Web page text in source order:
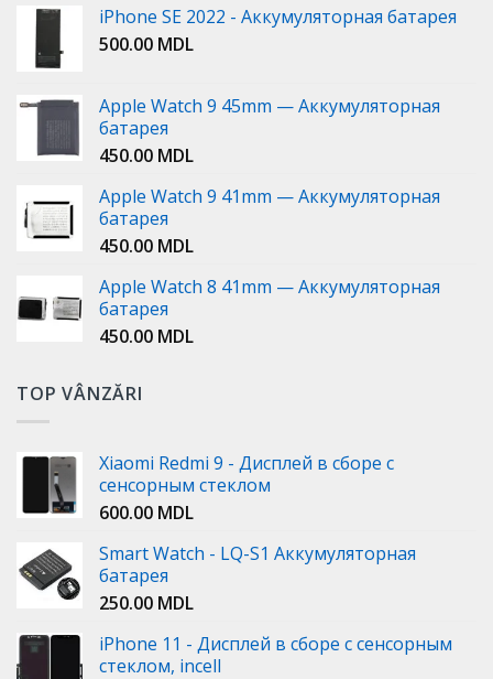
iPhone SE 2022 - Аккумуляторная батарея
500.00 MDL
Apple Watch 9 45mm — Аккумуляторная
батарея
450.00 MDL
Apple Watch 9 41mm — Аккумуляторная
батарея
450.00 MDL
Apple Watch 8 41mm — Аккумуляторная
батарея
450.00 MDL
TOP VÂNZĂRI
Xiaomi Redmi 9 - Дисплей в сборе с
сенсорным стеклом
600.00 MDL
Smart Watch - LQ-S1 Аккумуляторная
батарея
250.00 MDL
iPhone 11 - Дисплей в сборе с сенсорным
стеклом, incell